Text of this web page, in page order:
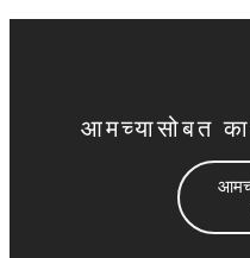
आमच्यासोबत